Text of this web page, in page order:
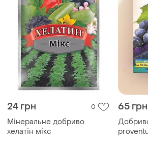
24 грн 0
Мінеральне добриво
хелатін мікс
65 грн